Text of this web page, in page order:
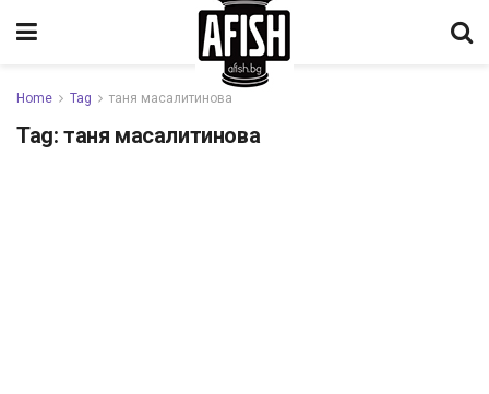
Home Tag таня масалитинова
Tag: таня масалитинова